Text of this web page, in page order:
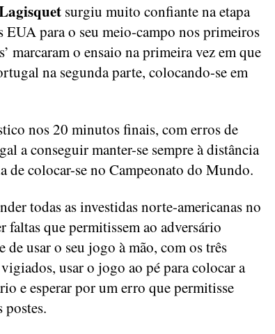
surgiu muito confiante na etapa
para o seu meio-campo nos primeiros
marcaram o ensaio na primeira vez em que
na segunda parte, colocando-se em
nos 20 minutos finais, com erros de
a conseguir manter-se sempre à distância
de colocar-se no Campeonato do Mundo.
todas as investidas norte-americanas no
faltas que permitissem ao adversário
usar o seu jogo à mão, com os três
usar o jogo ao pé para colocar a
e esperar por um erro que permitisse
postes.